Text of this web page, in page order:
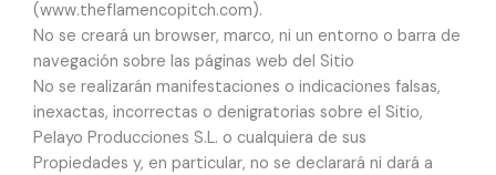
(www.theflamencopitch.com).
No se creará un browser, marco, ni un entorno o barra de
navegación sobre las páginas web del Sitio
No se realizarán manifestaciones o indicaciones falsas,
inexactas, incorrectas o denigratorias sobre el Sitio,
Pelayo Producciones S.L. o cualquiera de sus
Propiedades y, en particular, no se declarará ni dará a